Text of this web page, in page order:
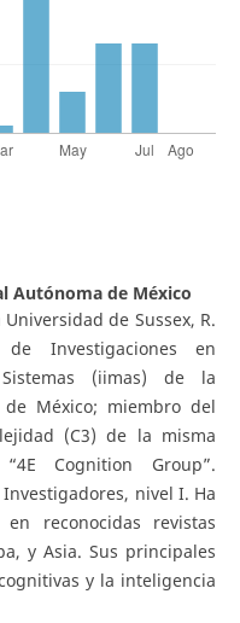
Autónoma de México
de Sussex, R.
Investigaciones en
(iimas) de la
México; miembro del
(C3) de la misma
Cognition Group”.
nivel I. Ha
reconocidas revistas
y Asia. Sus principales
y la inteligencia